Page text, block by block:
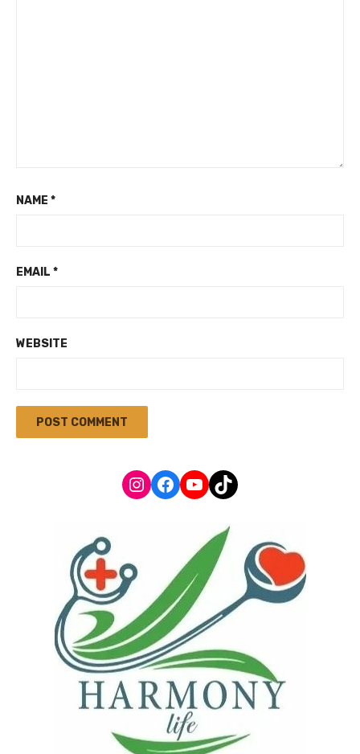
NAME *
EMAIL *
WEBSITE
Instagram
Facebook
YouTube
TikTok